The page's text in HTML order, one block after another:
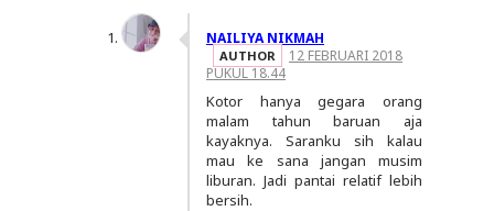
NAILIYA NIKMAH
12 FEBRUARI 2018
PUKUL 18.44
Kotor hanya gegara orang
malam tahun baruan aja
kayaknya. Saranku sih kalau
mau ke sana jangan musim
liburan. Jadi pantai relatif lebih
bersih.